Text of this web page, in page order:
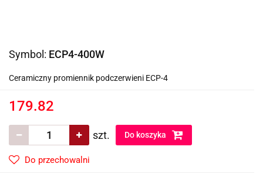
Symbol: ECP4-400W
Ceramiczny promiennik podczerwieni ECP-4
179.82
szt. Do koszyka
Do przechowalni